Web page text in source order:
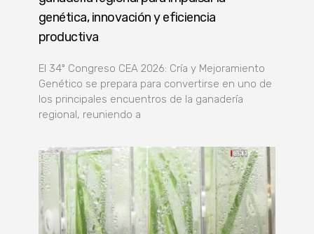
genética, innovación y eficiencia
productiva
El 34º Congreso CEA 2026: Cría y Mejoramiento
Genético se prepara para convertirse en uno de
los principales encuentros de la ganadería
regional, reuniendo a